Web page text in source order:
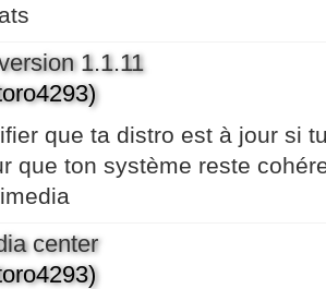
1.1.11
que ta distro est à jour si
que ton système reste
center